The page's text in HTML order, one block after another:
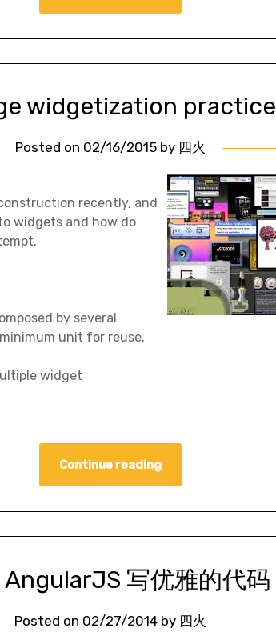
widgetization practice
Posted on 02/16/2015 by 四火
recently, and
widgets and how do
by several
unit for reuse.
widget
Continue reading
写优雅的代码
Posted on 02/27/2014 by 四火